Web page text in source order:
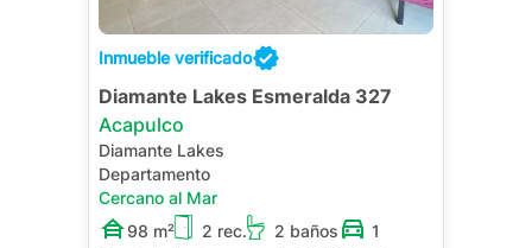
Inmueble verificado
Diamante Lakes Esmeralda 327
Acapulco
Diamante Lakes
Departamento
Cercano al Mar
98 m²
2 rec. 2 baños
1